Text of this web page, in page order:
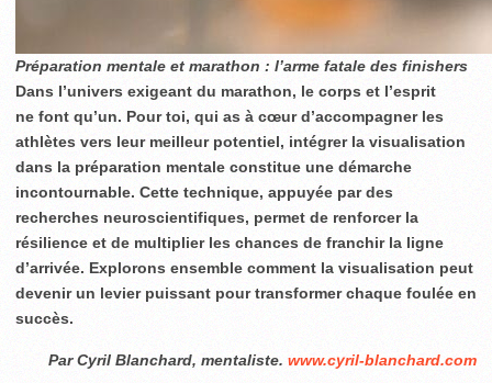
Préparation mentale et marathon : l’arme fatale des finishers
Dans l’univers exigeant du marathon, le corps et l’esprit
ne font qu’un. Pour toi, qui as à cœur d’accompagner les
athlètes vers leur meilleur potentiel, intégrer la visualisation
dans la préparation mentale constitue une démarche
incontournable. Cette technique, appuyée par des
recherches neuroscientifiques, permet de renforcer la
résilience et de multiplier les chances de franchir la ligne
d’arrivée. Explorons ensemble comment la visualisation peut
devenir un levier puissant pour transformer chaque foulée en
succès.
Par Cyril Blanchard, mentaliste. www.cyril-blanchard.com